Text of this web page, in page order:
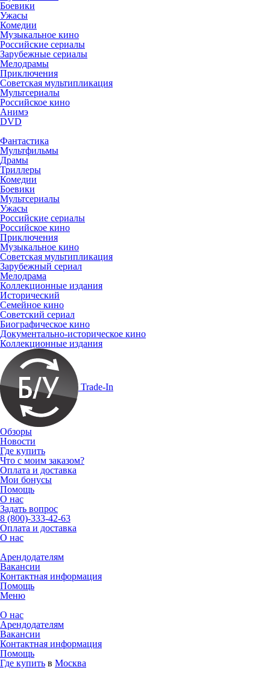
Боевики
Ужасы
Комедии
Музыкальное кино
Российские сериалы
Зарубежные сериалы
Мелодрамы
Приключения
Советская мультипликация
Мультсериалы
Российское кино
Анимэ
DVD
Фантастика
Мультфильмы
Драмы
Триллеры
Комедии
Боевики
Мультсериалы
Ужасы
Российские сериалы
Российское кино
Приключения
Музыкальное кино
Советская мультипликация
Зарубежный сериал
Мелодрама
Коллекционные издания
Исторический
Семейное кино
Советский сериал
Биографическое кино
Документально-историческое кино
Коллекционные издания
Trade-In
Обзоры
Новости
Где купить
Что с моим заказом?
Оплата и доставка
Мои бонусы
Помощь
О нас
Задать вопрос
8 (800)-333-42-63
Оплата и доставка
О нас
Арендодателям
Вакансии
Контактная информация
Помощь
Меню
О нас
Арендодателям
Вакансии
Контактная информация
Помощь
Где купить в Москва